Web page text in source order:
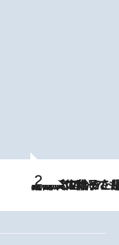
2026.8.5
【阿川佐和子さんの年とる力】なぜ70代で始めた趣味は“こんなに楽しい”のか？ ピアノ、俳句…スランプに陥っても続けられる“ある秘訣”とは